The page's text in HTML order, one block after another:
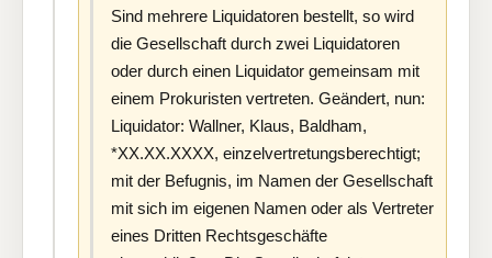
Sind mehrere Liquidatoren bestellt, so wird
die Gesellschaft durch zwei Liquidatoren
oder durch einen Liquidator gemeinsam mit
einem Prokuristen vertreten. Geändert, nun:
Liquidator: Wallner, Klaus, Baldham,
*XX.XX.XXXX, einzelvertretungsberechtigt;
mit der Befugnis, im Namen der Gesellschaft
mit sich im eigenen Namen oder als Vertreter
eines Dritten Rechtsgeschäfte